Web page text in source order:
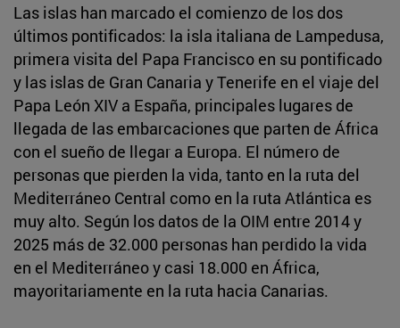
Las islas han marcado el comienzo de los dos
últimos pontificados: la isla italiana de Lampedusa,
primera visita del Papa Francisco en su pontificado
y las islas de Gran Canaria y Tenerife en el viaje del
Papa León XIV a España, principales lugares de
llegada de las embarcaciones que parten de África
con el sueño de llegar a Europa. El número de
personas que pierden la vida, tanto en la ruta del
Mediterráneo Central como en la ruta Atlántica es
muy alto. Según los datos de la OIM entre 2014 y
2025 más de 32.000 personas han perdido la vida
en el Mediterráneo y casi 18.000 en África,
mayoritariamente en la ruta hacia Canarias.